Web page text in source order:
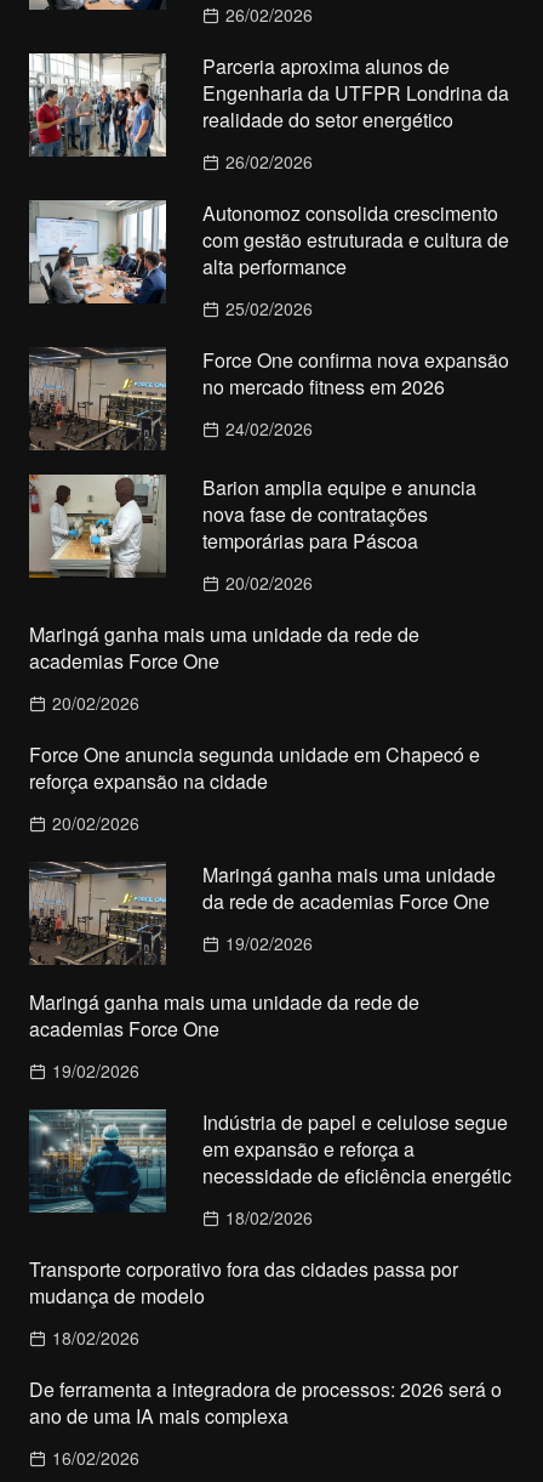
26/02/2026
Parceria aproxima alunos de
Engenharia da UTFPR Londrina da
realidade do setor energético
26/02/2026
Autonomoz consolida crescimento
com gestão estruturada e cultura de
alta performance
25/02/2026
Force One confirma nova expansão
no mercado fitness em 2026
24/02/2026
Barion amplia equipe e anuncia
nova fase de contratações
temporárias para Páscoa
20/02/2026
Maringá ganha mais uma unidade da rede de
academias Force One
20/02/2026
Force One anuncia segunda unidade em Chapecó e
reforça expansão na cidade
20/02/2026
Maringá ganha mais uma unidade
da rede de academias Force One
19/02/2026
Maringá ganha mais uma unidade da rede de
academias Force One
19/02/2026
Indústria de papel e celulose segue
em expansão e reforça a
necessidade de eficiência energétic
18/02/2026
Transporte corporativo fora das cidades passa por
mudança de modelo
18/02/2026
De ferramenta a integradora de processos: 2026 será o
ano de uma IA mais complexa
16/02/2026